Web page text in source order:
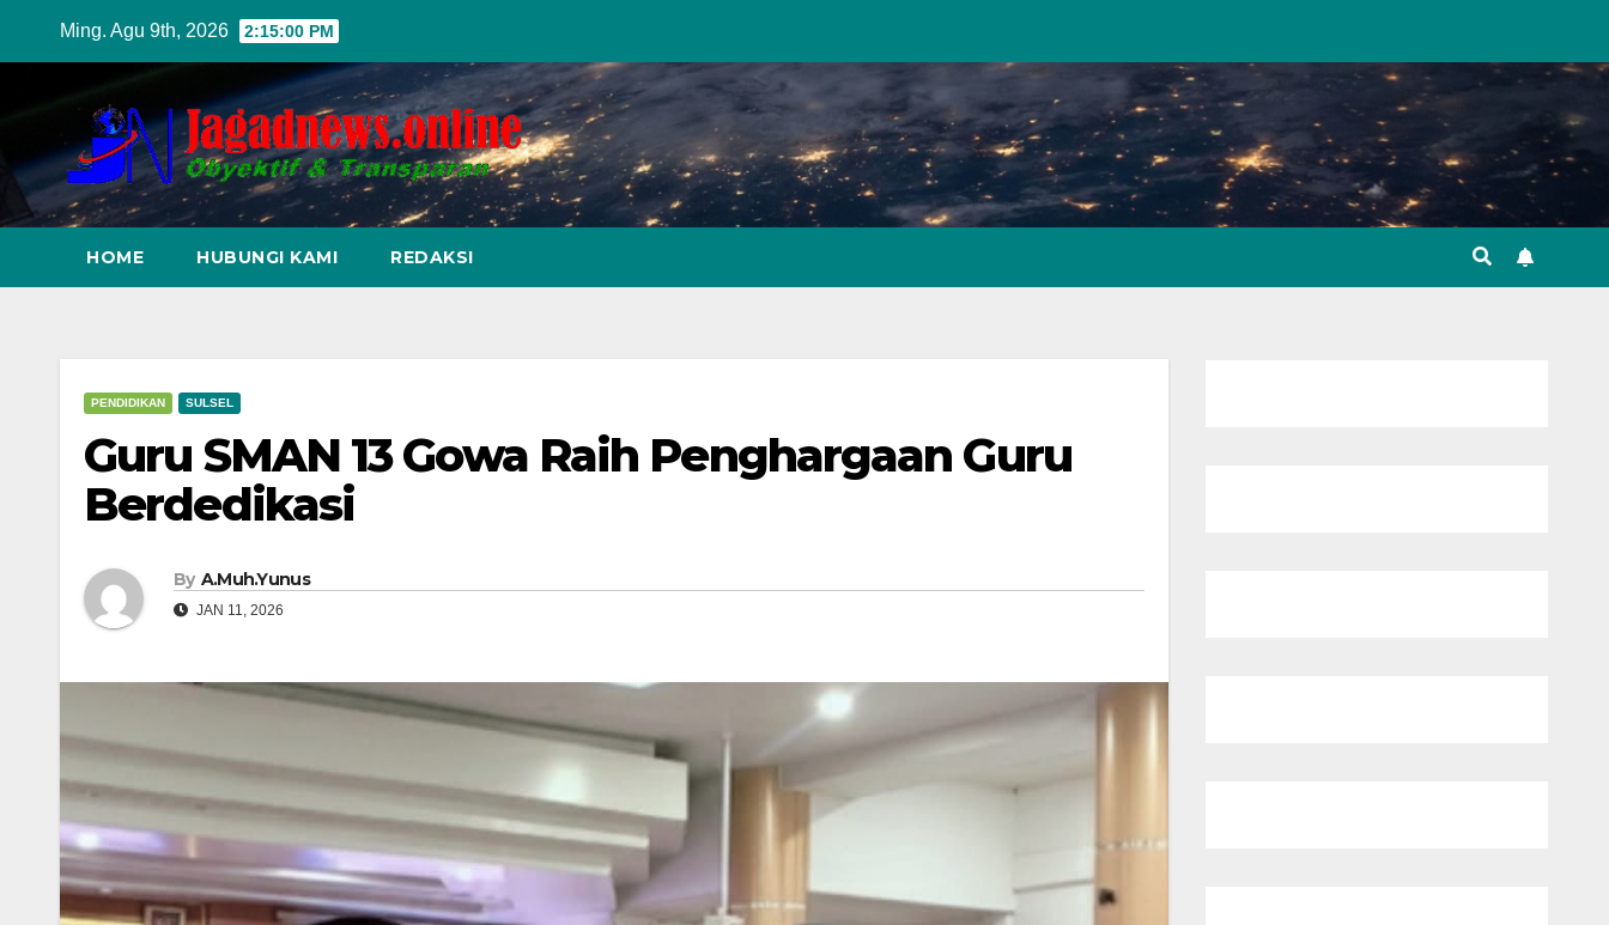
Ming. Agu 9th, 2026 2:15:01 PM
HOME HUBUNGI KAMI REDAKSI
PENDIDIKAN SULSEL
Guru SMAN 13 Gowa Raih Penghargaan Guru
Berdedikasi
By A.Muh.Yunus
JAN 11, 2026